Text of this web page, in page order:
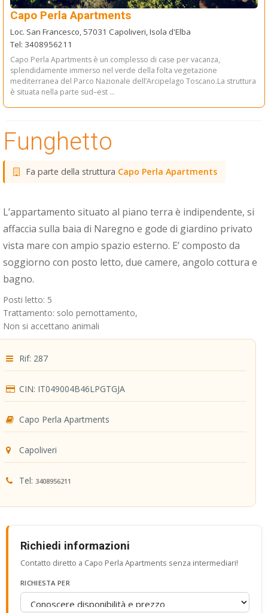
Capo Perla Apartments
Loc. San Francesco, 57031 Capoliveri, Isola d'Elba
Tel: 3408956211
Capo Perla Apartments è un complesso di case per vacanza,
splendidamente immerso nel verde della folta vegetazione
mediterranea del Parco Nazionale dell’Arcipelago Toscano.La struttura
è situata nella parte sud–est ...
Funghetto
Fa parte della struttura Capo Perla Apartments
L’appartamento situato al piano terra è indipendente, si
affaccia sulla baia di Naregno e gode di giardino privato
vista mare con ampio spazio esterno. E’ composto da
soggiorno con posto letto, due camere, angolo cottura e
bagno.
Posti letto: 5
Trattamento: solo pernottamento,
Non si accettano animali
Rif: 287
CIN: IT049004B46LPGTGJA
Capo Perla Apartments
Capoliveri
Tel: 3408956211
Richiedi informazioni
Contatto diretto a Capo Perla Apartments senza intermediari!
RICHIESTA PER